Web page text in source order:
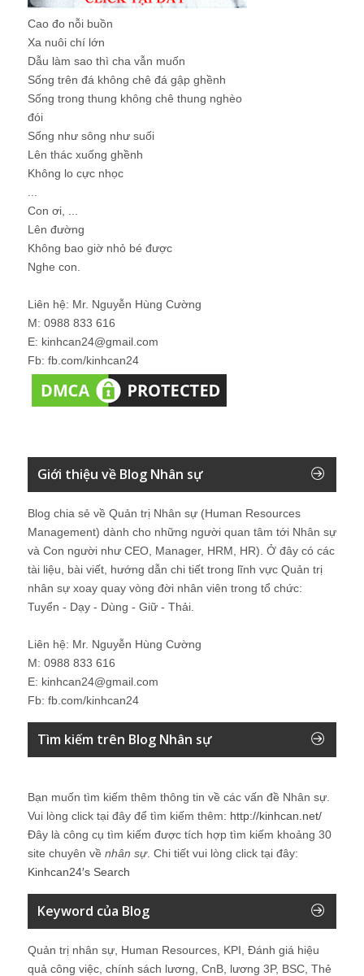
Cao đo nỗi buồn
Xa nuôi chí lớn
Dẫu làm sao thì cha vẫn muốn
Sống trên đá không chê đá gập ghềnh
Sống trong thung không chê thung nghèo
đói
Sống như sông như suối
Lên thác xuống ghềnh
Không lo cực nhọc
Con ơi, ...
Lên đường
Không bao giờ nhỏ bé được
Nghe con.
Liên hệ: Mr. Nguyễn Hùng Cường
M: 0988 833 616
E: kinhcan24@gmail.com
Fb: fb.com/kinhcan24
Giới thiệu về Blog Nhân sự
Blog chia sẻ về Quản trị Nhân sự (Human Resources
Management) dành cho những người quan tâm tới Nhân sự
và Con người như CEO, Manager, HRM, HR). Ở đây có các
tài liệu, bài viết, hướng dẫn chi tiết trong lĩnh vực Quản trị
nhân sự xoay quay vòng đời nhân viên trong tổ chức:
Tuyển - Dạy - Dùng - Giữ - Thải.
Liên hệ: Mr. Nguyễn Hùng Cường
M: 0988 833 616
E: kinhcan24@gmail.com
Fb: fb.com/kinhcan24
Tìm kiếm trên Blog Nhân sự
Bạn muốn tìm kiếm thêm thông tin về các vấn đề Nhân sự
Vui lòng click tại đây để tìm kiếm thêm: http://kinhcan.net/
Đây là công cụ tìm kiếm được tích hợp tìm kiếm khoảng 30
site chuyên về nhân sự. Chi tiết vui lòng click tại đây:
Kinhcan24′s Search
Keyword của Blog
Quản trị nhân sự, Human Resources, KPI, Đánh giá hiệu
quả công việc, chính sách lương, CnB, lương 3P, BSC, Thẻ